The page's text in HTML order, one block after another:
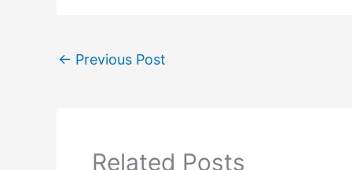
← Previous Post
Related Posts